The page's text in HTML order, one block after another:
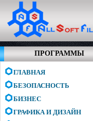
ПРОГРАММЫ
ГЛАВНАЯ
БЕЗОПАСНОСТЬ
БИЗНЕС
ГРАФИКА И ДИЗАЙН